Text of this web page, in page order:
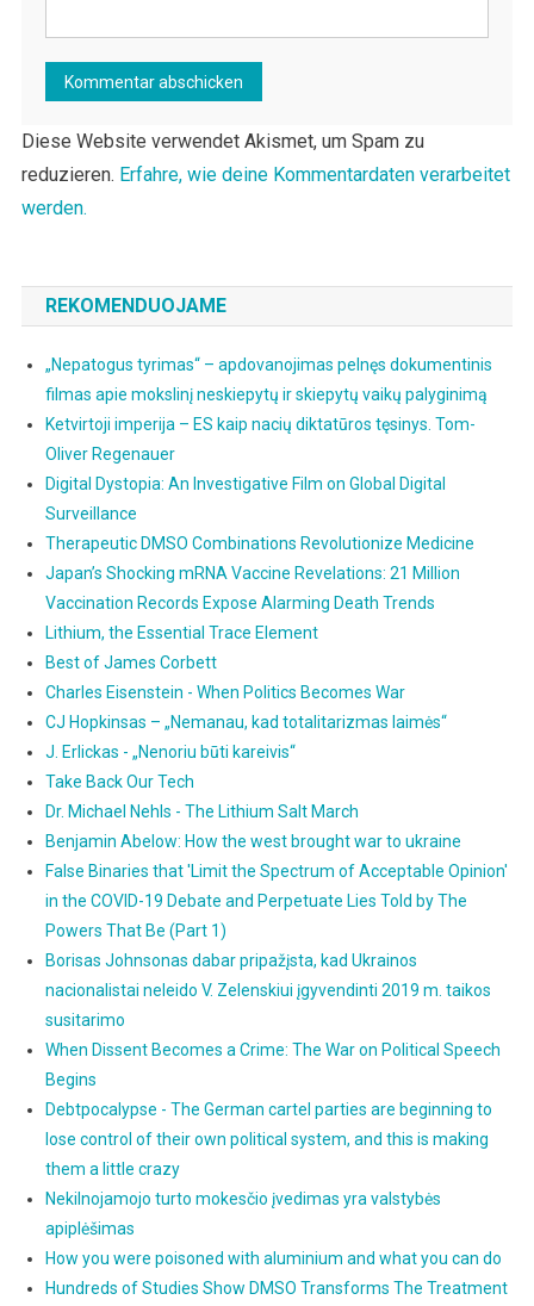
Diese Website verwendet Akismet, um Spam zu
reduzieren. Erfahre, wie deine Kommentardaten verarbeitet
werden.
REKOMENDUOJAME
„Nepatogus tyrimas“ – apdovanojimas pelnęs dokumentinis
filmas apie mokslinį neskiepytų ir skiepytų vaikų palyginimą
Ketvirtoji imperija – ES kaip nacių diktatūros tęsinys. Tom-
Oliver Regenauer
Digital Dystopia: An Investigative Film on Global Digital
Surveillance
Therapeutic DMSO Combinations Revolutionize Medicine
Japan’s Shocking mRNA Vaccine Revelations: 21 Million
Vaccination Records Expose Alarming Death Trends
Lithium, the Essential Trace Element
Best of James Corbett
Charles Eisenstein - When Politics Becomes War
CJ Hopkinsas – „Nemanau, kad totalitarizmas laimės“
J. Erlickas - „Nenoriu būti kareivis“
Take Back Our Tech
Dr. Michael Nehls - The Lithium Salt March
Benjamin Abelow: How the west brought war to ukraine
False Binaries that 'Limit the Spectrum of Acceptable Opinion'
in the COVID-19 Debate and Perpetuate Lies Told by The
Powers That Be (Part 1)
Borisas Johnsonas dabar pripažįsta, kad Ukrainos
nacionalistai neleido V. Zelenskiui įgyvendinti 2019 m. taikos
susitarimo
When Dissent Becomes a Crime: The War on Political Speech
Begins
Debtpocalypse - The German cartel parties are beginning to
lose control of their own political system, and this is making
them a little crazy
Nekilnojamojo turto mokesčio įvedimas yra valstybės
apiplėšimas
How you were poisoned with aluminium and what you can do
Hundreds of Studies Show DMSO Transforms The Treatment